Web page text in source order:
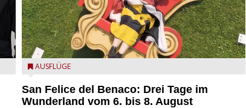
San Felice del Benaco: Drei Tage im Wunderland
AUSFLÜGE
San Felice del Benaco: Drei Tage im
Wunderland vom 6. bis 8. August